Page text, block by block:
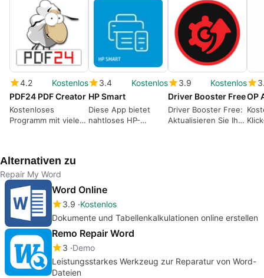
4.2
Kostenlos
PDF24 PDF Creator
Kostenloses
Programm mit vielen
3.4
Kostenlos
HP Smart
Diese App bietet
nahtloses HP-
3.9
Kostenlos
Driver Booster Free
Driver Booster Free:
Aktualisieren Sie Ihre
OP
Alternativen zu
Repair My Word
Word Online
3.9 Kostenlos
Dokumente und Tabellenkalkulationen online erstellen
Remo Repair Word
3 Demo
Leistungsstarkes Werkzeug zur Reparatur von Word-
Dateien